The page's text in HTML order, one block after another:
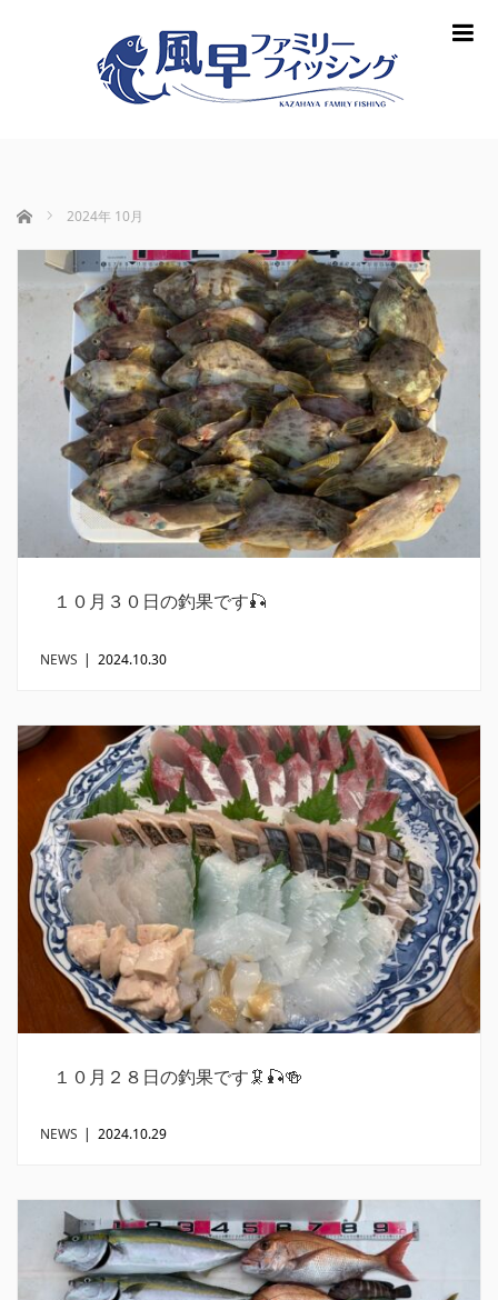
ホーム 2024年 10月
１０月３０日の釣果です🎣
NEWS | 2024.10.30
１０月２８日の釣果です🦑🎣🍻
NEWS | 2024.10.29